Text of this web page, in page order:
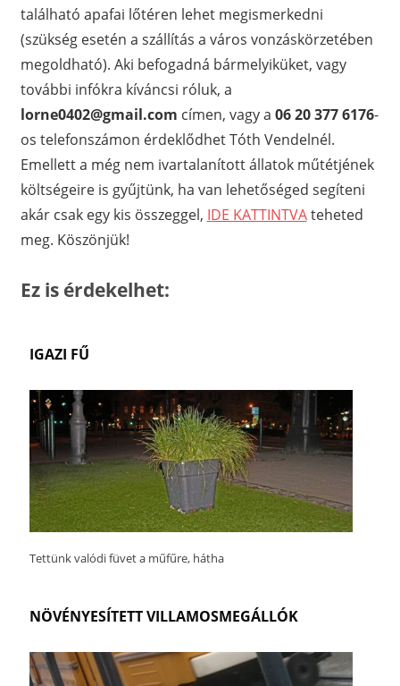
található apafai lőtéren lehet megismerkedni
(szükség esetén a szállítás a város vonzáskörzetében
megoldható). Aki befogadná bármelyiküket, vagy
további infókra kíváncsi róluk, a
lorne0402@gmail.com címen, vagy a 06 20 377 6176-
os telefonszámon érdeklődhet Tóth Vendelnél.
Emellett a még nem ivartalanított állatok műtétjének
költségeire is gyűjtünk, ha van lehetőséged segíteni
akár csak egy kis összeggel, IDE KATTINTVAteheted
meg. Köszönjük!
Ez is érdekelhet:
IGAZI FŰ
Tettünk valódi füvet a műfűre, hátha
NÖVÉNYESÍTETT VILLAMOSMEGÁLLÓK